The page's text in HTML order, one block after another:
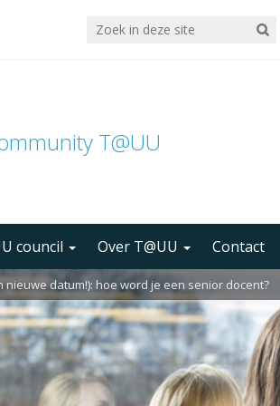
T@UU
council Over T@UU Contact
nieuwe datum!): hoe word je een senior docent?